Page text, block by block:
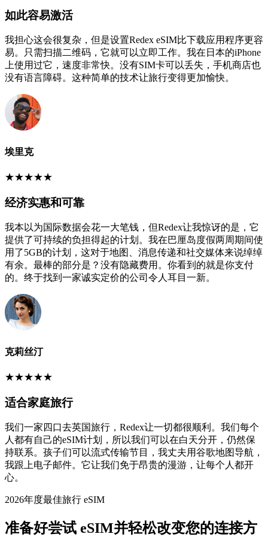
如此容易激活
我担心这会很复杂，但是设置Redex eSIM比下载应用程序更容
易。只需扫描二维码，它就可以立即工作。我在日本的iPhone
上使用过它，速度非常快。没有SIM卡可以丢失，手机商店也
没有语言障碍。这种简单的技术让旅行变得更加愉快。
埃里克
★★★★★
经济实惠和可靠
我本以为国际数据会花一大笔钱，但Redex让我惊讶的是，它
提供了可持续的负担得起的计划。我在巴厘岛度假两周期间使
用了5GB的计划，这对于地图、消息传递和社交媒体来说绰绰
有余。最棒的部分是？没有隐藏费用。你看到的就是你支付
的。终于找到一家诚实定价的公司令人耳目一新。
克莉丝汀
★★★★★
适合家庭旅行
我们一家四口去英国旅行，Redex让一切都很顺利。我们每个
人都有自己的eSIM计划，所以我们可以在白天分开，仍然保
持联系。孩子们可以流式传输节目，我丈夫用谷歌地图导航，
我跟上电子邮件。它让我们免于昂贵的漫游，让每个人都开
心。
2026年度最佳旅行 eSIM
准备好尝试 eSIM并轻松改变您的连接方